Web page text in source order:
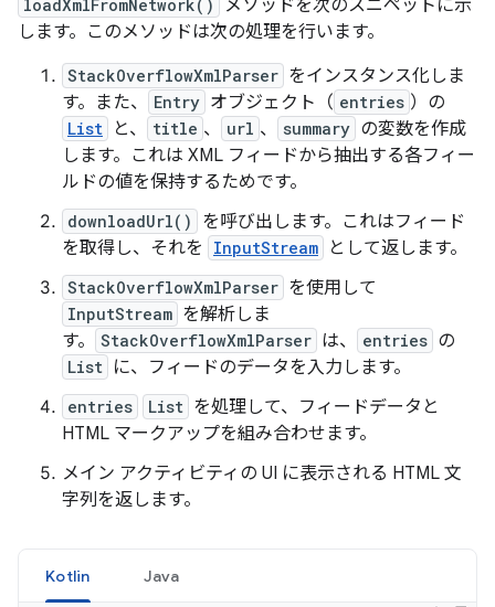
loadXmlFromNetwork()
メソッドを次のスニペットに示
します。このメソッドは次の処理を行います。
StackOverflowXmlParser をインスタンス化しま
す。また、
Entry オブジェクト（ entries ）の
List と、 title 、 url 、 summary の変数を作成
します。これは XML フィードから抽出する各フィー
ルドの値を保持するためです。
downloadUrl()
を呼び出します。これはフィード
を取得し、それを
InputStream として返します。
StackOverflowXmlParser を使用して
InputStream を解析しま
す。
StackOverflowXmlParser は、 entries の
List に、フィードのデータを入力します。
entries List を処理して、フィードデータと
HTML マークアップを組み合わせます。
メイン アクティビティの UI に表示される HTML 文
字列を返します。
Kotlin Java